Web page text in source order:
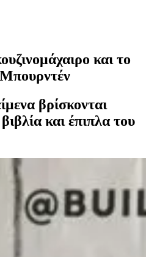
και το
Μπουρντέν
βρίσκονται
και έπιπλα του